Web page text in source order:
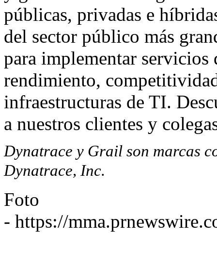
públicas, privadas e
del sector público más
para implementar servicios
rendimiento,
infraestructuras de TI.
a nuestros clientes y
Dynatrace y Grail son marcas
Dynatrace, Inc.
Foto
- https://